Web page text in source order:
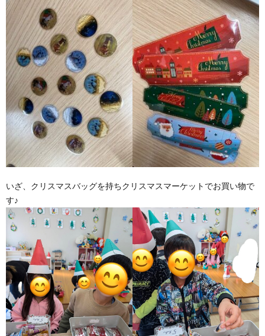
いざ、クリスマスバッグを持ちクリスマスマーケットでお買い物で
す♪